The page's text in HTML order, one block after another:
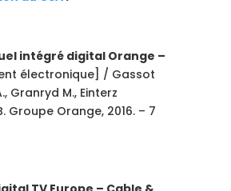
intégré digital Orange –
électronique] / Gassot
Granryd M., Einterz
Groupe Orange, 2016. – 7